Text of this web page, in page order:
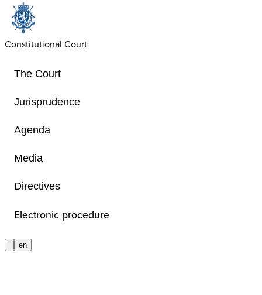
Constitutional Court
The Court
Jurisprudence
Agenda
Media
Directives
Electronic procedure
en
the Constitutional Court